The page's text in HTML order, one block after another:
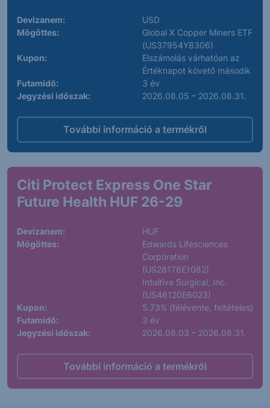
Devizanem:
USD
Mögöttes:
Global X Copper Miners ETF
(US37954Y8306)
Kupon:
Elszámolás várhatóan az
Értéknapot követő második
Futamidő:
3 év
Jegyzési időszak:
2026.08.05 – 2026.08.31.
További információ a termékről
Citi Protect Express One Star
Future Health HUF 26-29
Devizanem:
HUF
Mögöttes:
Edwards Lifesciences
Corporation
(US28176E1082)
Intuitive Surgical, Inc.
(US46120E6023)
Kupon:
5.73% (félévente, feltételes)
Futamidő:
3 év
Jegyzési időszak:
2026.08.03 – 2026.08.31.
További információ a termékről